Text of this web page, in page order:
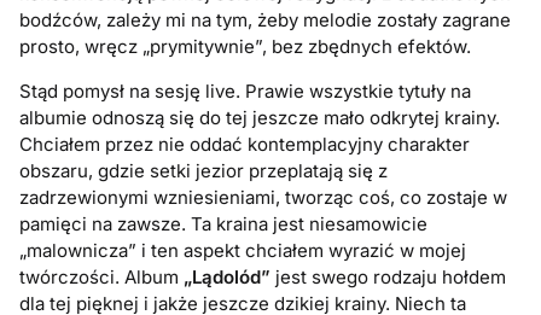
bodźców, zależy mi na tym, żeby melodie zostały zagrane
prosto, wręcz „prymitywnie”, bez zbędnych efektów.
Stąd pomysł na sesję live. Prawie wszystkie tytuły na
albumie odnoszą się do tej jeszcze mało odkrytej krainy.
Chciałem przez nie oddać kontemplacyjny charakter
obszaru, gdzie setki jezior przeplatają się z
zadrzewionymi wzniesieniami, tworząc coś, co zostaje w
pamięci na zawsze. Ta kraina jest niesamowicie
„malownicza” i ten aspekt chciałem wyrazić w mojej
twórczości. Album „Lądolód” jest swego rodzaju hołdem
dla tej pięknej i jakże jeszcze dzikiej krainy. Niech ta